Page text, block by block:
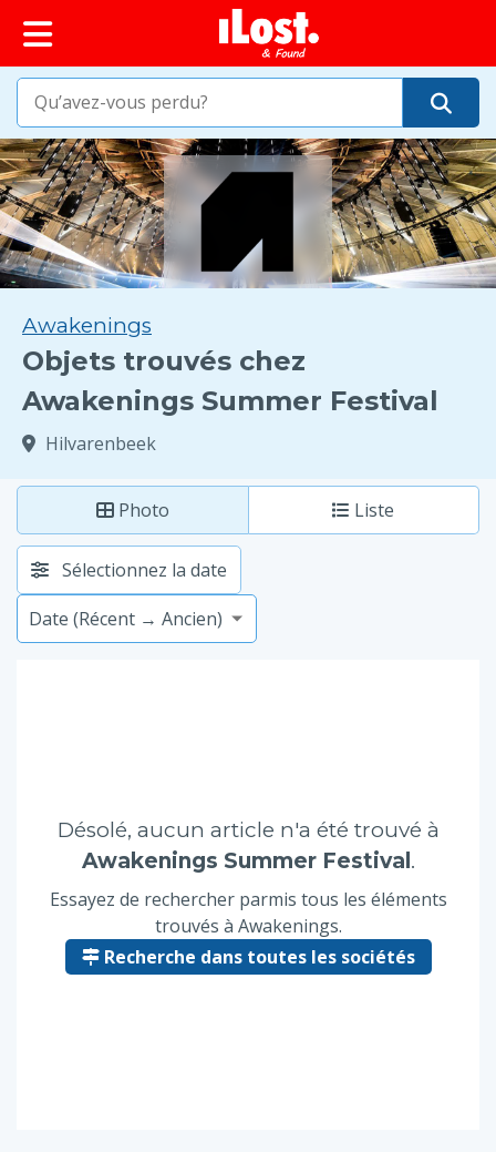
principal
Awakenings
Objets trouvés chez
Awakenings Summer Festival
Hilvarenbeek
Photo Liste
Sélectionnez la date
Désolé, aucun article n'a été trouvé à
Awakenings Summer Festival .
Essayez de rechercher parmis tous les éléments
trouvés à Awakenings.
Recherche dans toutes les sociétés